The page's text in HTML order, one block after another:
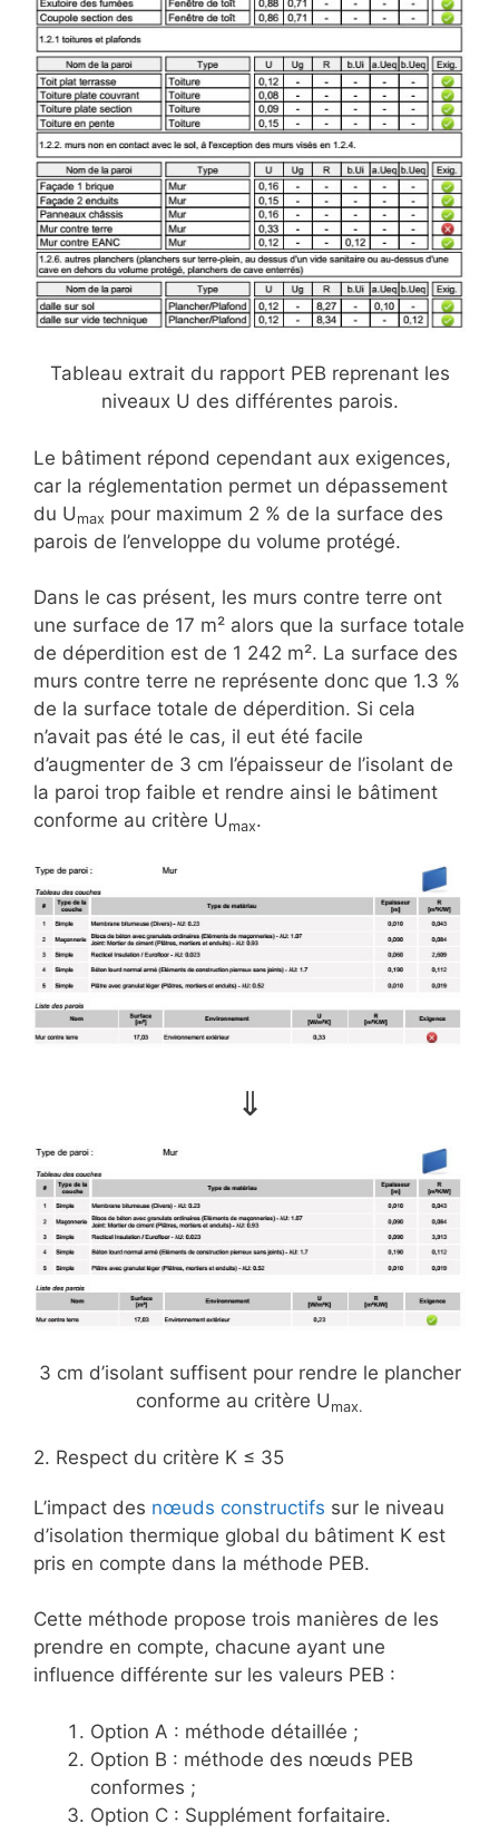
Tableau extrait du rapport PEB reprenant les
niveaux U des différentes parois.
Le bâtiment répond cependant aux exigences,
car la réglementation permet un dépassement
du U max pour maximum 2 % de la surface des
parois de l’enveloppe du volume protégé.
Dans le cas présent, les murs contre terre ont
une surface de 17 m² alors que la surface totale
de déperdition est de 1 242 m². La surface des
murs contre terre ne représente donc que 1.3 %
de la surface totale de déperdition. Si cela
n’avait pas été le cas, il eut été facile
d’augmenter de 3 cm l’épaisseur de l’isolant de
la paroi trop faible et rendre ainsi le bâtiment
conforme au critère U max.
⇓
3 cm d’isolant suffisent pour rendre le plancher
conforme au critère U max.
2. Respect du critère K ≤ 35
L’impact des nœuds constructifs sur le niveau
d’isolation thermique global du bâtiment K est
pris en compte dans la méthode PEB.
Cette méthode propose trois manières de les
prendre en compte, chacune ayant une
influence différente sur les valeurs PEB :
Option A : méthode détaillée ;
Option B : méthode des nœuds PEB
conformes ;
Option C : Supplément forfaitaire.